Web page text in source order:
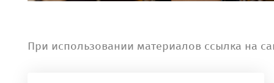
При использовании материалов ссылка на